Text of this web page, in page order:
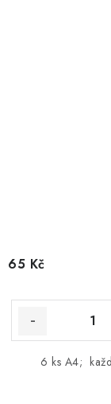
65 Kč
6 ks A4;